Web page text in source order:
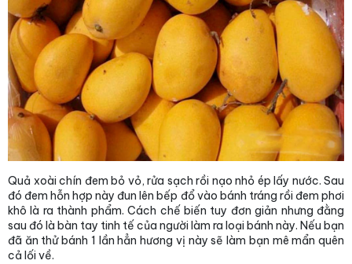
Quả xoài chín đem bỏ vỏ, rửa sạch rồi nạo nhỏ ép lấy nước. Sau
đó đem hỗn hợp này đun lên bếp đổ vào bánh tráng rồi đem phơi
khô là ra thành phẩm. Cách chế biến tuy đơn giản nhưng đằng
sau đó là bàn tay tinh tế của người làm ra loại bánh này. Nếu bạn
đã ăn thử bánh 1 lần hẳn hương vị này sẽ làm bạn mê mẩn quên
cả lối về.